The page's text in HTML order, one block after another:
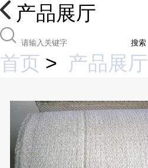
产品展厅
搜索
首页 > 产品展厅